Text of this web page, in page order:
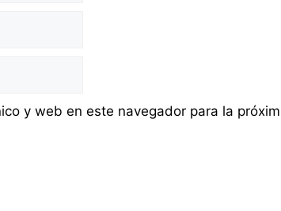
y web en este navegador para la